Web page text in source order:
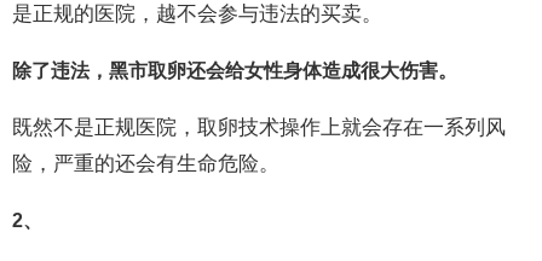
是正规的医院，越不会参与违法的买卖。
除了违法，黑市取卵还会给女性身体造成很大伤害。
既然不是正规医院，取卵技术操作上就会存在一系列风
险，严重的还会有生命危险。
2、